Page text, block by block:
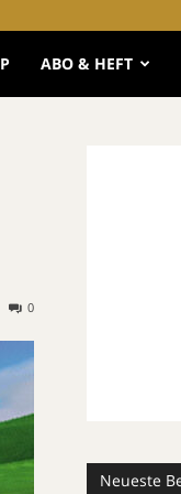
ABO & HEFT
0
Neueste